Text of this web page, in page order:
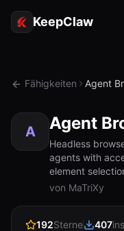
KeepClaw
Tokenzugriff
Anwendungsfälle
RESSOURCEN
Fähigkeiten Agent
A Agent
Headless
agents with
element
von MaTriXy
192Sterne 407